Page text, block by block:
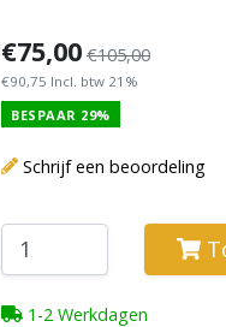
€75,00 €105,00
€90,75 Incl. btw 21%
BESPAAR 29%
Schrijf een beoordeling
1-2 Werkdagen